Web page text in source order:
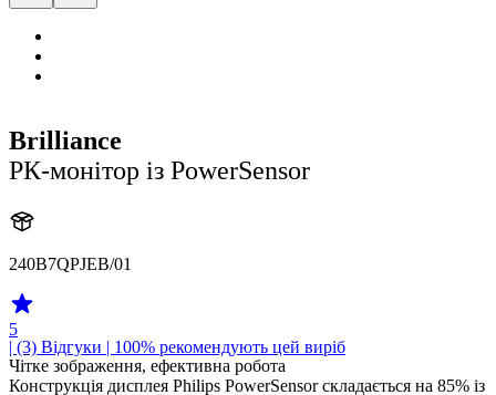
Brilliance
РК-монітор із PowerSensor
240B7QPJEB/01
5
| (3) Відгуки | 100% рекомендують цей виріб
Чітке зображення, ефективна робота
Конструкція дисплея Philips PowerSensor складається на 85% із